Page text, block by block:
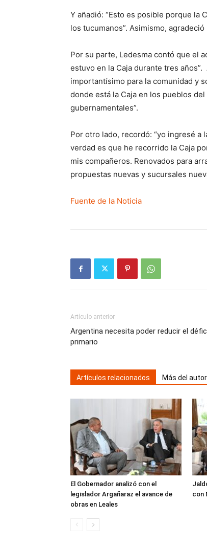
Y añadió: “Esto es posible porque la
los tucumanos”. Asimismo,
Por su parte, Ledesma contó que el
estuvo en la Caja durante tres
importantísimo para la comunidad y
donde está la Caja en los pueblos
gubernamentales”.
Por otro lado, recordó: “yo ingresé a
verdad es que he recorrido la Caja
mis compañeros. Renovados para
propuestas nuevas y sucursales
Fuente de la Noticia
Artículo anterior
Argentina necesita poder reducir el
primario
Artículos relacionados Más del autor
El Gobernador analizó con el
legislador Argañaraz el avance de
obras en Leales
con